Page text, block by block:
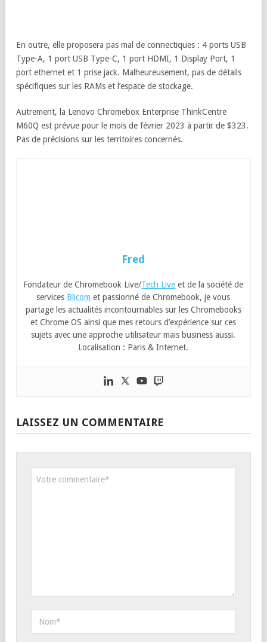
En outre, elle proposera pas mal de connectiques : 4 ports USB
Type-A, 1 port USB Type-C, 1 port HDMI, 1 Display Port, 1
port ethernet et 1 prise jack. Malheureusement, pas de détails
spécifiques sur les RAMs et l’espace de stockage.
Autrement, la Lenovo Chromebox Enterprise ThinkCentre
M60Q est prévue pour le mois de février 2023 à partir de $323.
Pas de précisions sur les territoires concernés.
Fred
Fondateur de Chromebook Live/Tech Live et de la société de
services Blicom et passionné de Chromebook, je vous
partage les actualités incontournables sur les Chromebooks
et Chrome OS ainsi que mes retours d’expérience sur ces
sujets avec une approche utilisateur mais business aussi.
Localisation : Paris & Internet.
LAISSEZ UN COMMENTAIRE